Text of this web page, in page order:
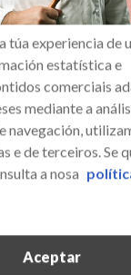
túa experiencia de
estatística e
comerciais
mediante a
navegación,
e de terceiros. Se
a nosa
Aceptar